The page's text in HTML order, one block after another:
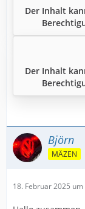
Der Inhalt
Der Inhalt
Björn
MÄZEN
18. Februar 2025 um